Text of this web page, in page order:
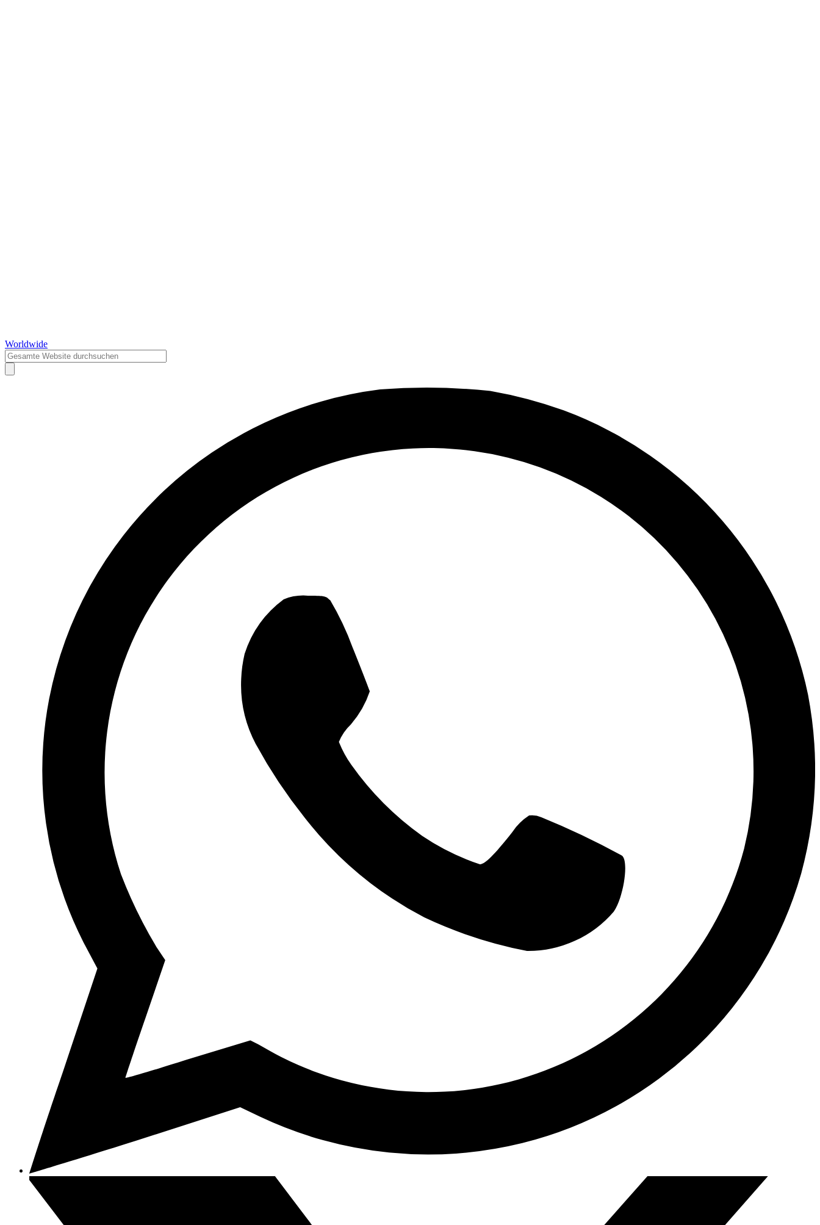
Worldwide